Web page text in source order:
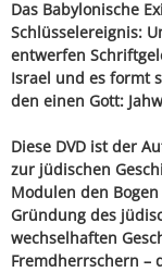
Das Babylonische
Schlüsselereignis:
entwerfen
Israel und es formt
den einen Gott:
Diese DVD ist der
zur jüdischen
Modulen den
Gründung des
wechselhaften
Fremdherrschern –